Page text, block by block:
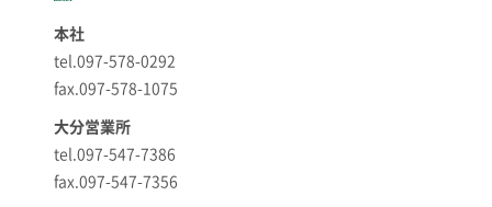
本社
tel.097-578-0292
fax.097-578-1075
大分営業所
tel.097-547-7386
fax.097-547-7356